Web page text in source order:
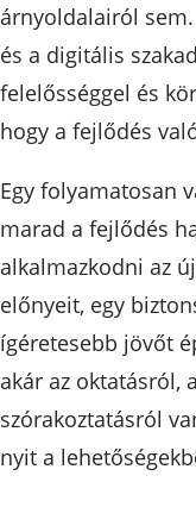
árnyoldalairól
és a digitális
felelősséggel és
hogy a fejlődés
Egy folyamatosan
marad a fejlődés
alkalmazkodni az
előnyeit, egy
ígéretesebb jövőt
akár az oktatásról,
szórakoztatásról
nyit a